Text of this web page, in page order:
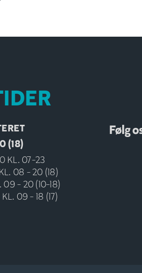
(18)
KL. 07-23
08 - 20 (18)
09 - 20 (10-18)
09 - 18 (17)
Følg